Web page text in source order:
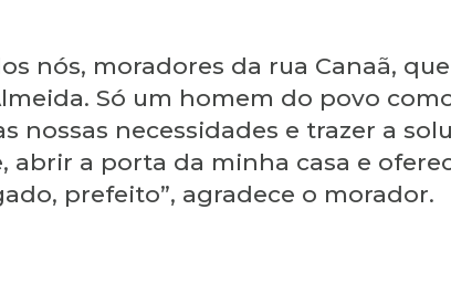
nós, moradores da rua Canaã,
Só um homem do povo
nossas necessidades e trazer a
abrir a porta da minha casa e
prefeito”, agradece o morador.